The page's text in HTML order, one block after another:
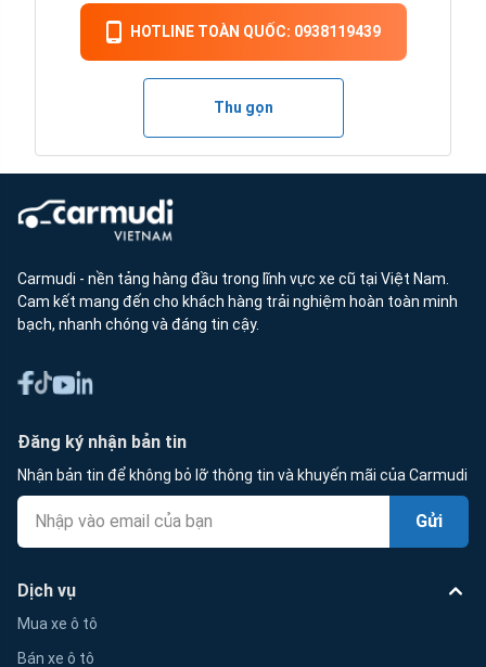
HOTLINE TOÀN QUỐC: 0938119439
Thu gọn
Carmudi - nền tảng hàng đầu trong lĩnh vực xe cũ tại Việt Nam.
Cam kết mang đến cho khách hàng trải nghiệm hoàn toàn minh
bạch, nhanh chóng và đáng tin cậy.
Đăng ký nhận bản tin
Nhận bản tin để không bỏ lỡ thông tin và khuyến mãi của Carmudi
Gửi
Dịch vụ
Mua xe ô tô
Bán xe ô tô